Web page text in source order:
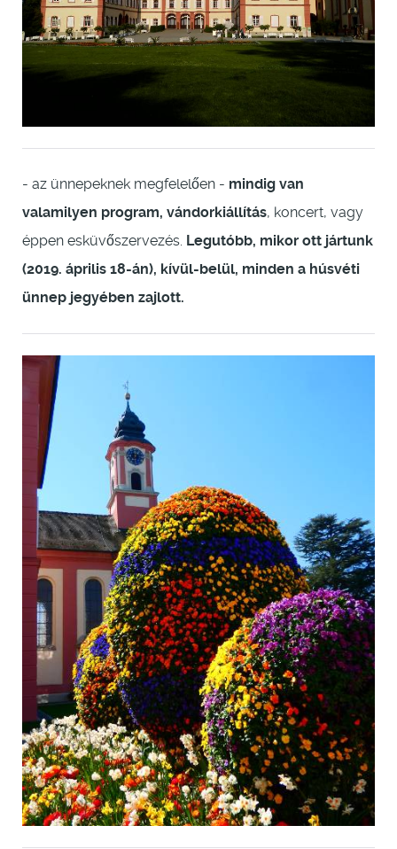
- az ünnepeknek megfelelően - mindig van
valamilyen program, vándorkiállítás, koncert, vagy
éppen esküvőszervezés. Legutóbb, mikor ott jártunk
(2019. április 18-án), kívül-belül, minden a húsvéti
ünnep jegyében zajlott.